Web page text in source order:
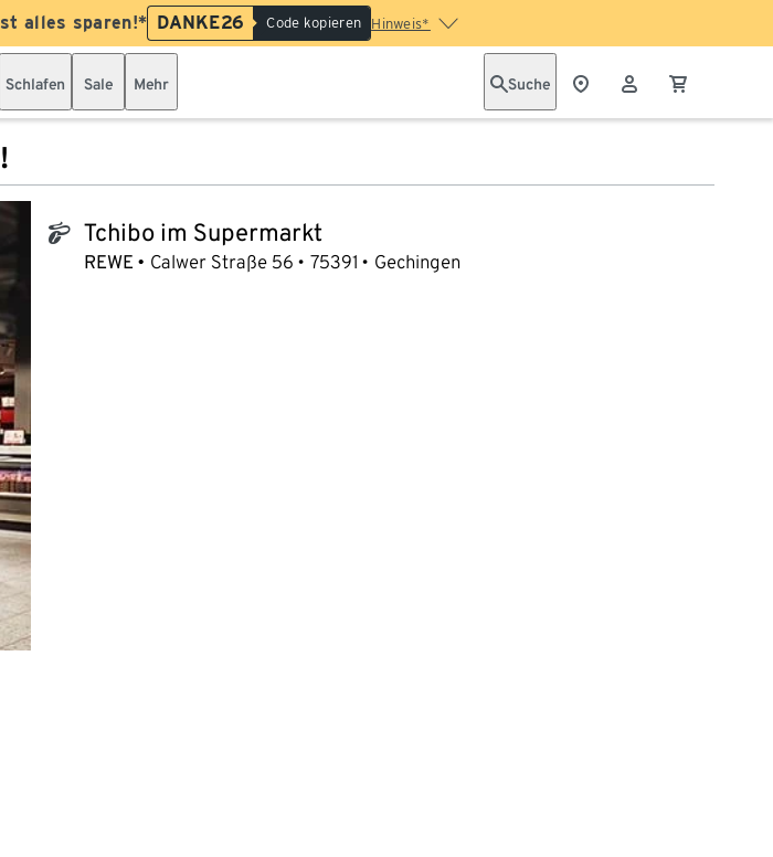
alles sparen!* DANKE26 Code kopieren Hinweis*
Schlafen Sale Mehr Suche
tchibo_logo Tchibo im Supermarkt
REWE Calwer Straße 56 75391 Gechingen